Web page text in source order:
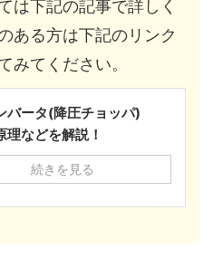
は下記の記事で詳しく
ある方は下記のリンク
みてください。
バータ(降圧チョッパ)
理などを解説！
続きを見る